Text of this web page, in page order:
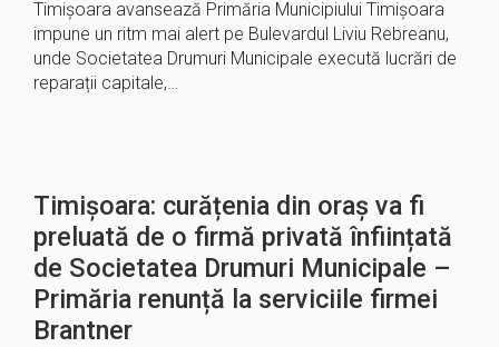
Timișoara avansează Primăria Municipiului Timișoara
impune un ritm mai alert pe Bulevardul Liviu Rebreanu,
unde Societatea Drumuri Municipale execută lucrări de
reparații capitale,…
Timișoara: curățenia din oraș va fi
preluată de o firmă privată înființată
de Societatea Drumuri Municipale –
Primăria renunță la serviciile firmei
Brantner